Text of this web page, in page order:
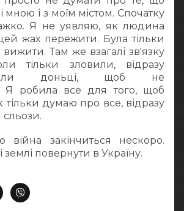
мною і з моїм містом. Спочатку
Я не уявляю, як людина
жах пережити. Була тільки
Там же взагалі зв'язку
тільки зловили, відразу
доньці, щоб не
Я робила все для того, щоб
тільки думаю про все, відразу
сльози.
закінчиться нескоро.
землі повернути в Україну.